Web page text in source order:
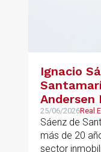
Ignacio
Andersen
director
25/06/2026Real
y
Sáenz de
más de 20
sector